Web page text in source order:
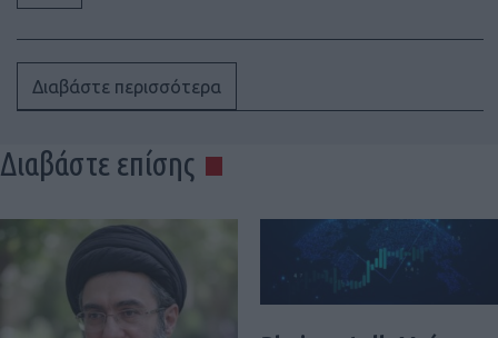
Διαβάστε περισσότερα
Διαβάστε επίσης